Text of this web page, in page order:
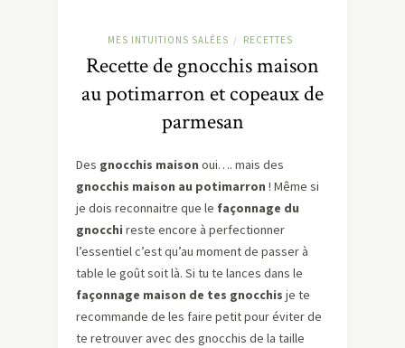
MES INTUITIONS SALÉES / RECETTES
Recette de gnocchis maison
au potimarron et copeaux de
parmesan
Des gnocchis maison oui…. mais des
gnocchis maison au potimarron ! Même si
je dois reconnaitre que le façonnage du
gnocchi reste encore à perfectionner
l’essentiel c’est qu’au moment de passer à
table le goût soit là. Si tu te lances dans le
façonnage maison de tes gnocchis je te
recommande de les faire petit pour éviter de
te retrouver avec des gnocchis de la taille